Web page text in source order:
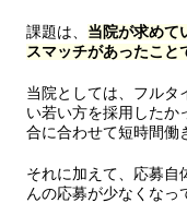
課題は、 当院が求めて
スマッチがあったこと
当院としては、フルタ
い若い方を採用したか
合に合わせて短時間働
それに加えて、応募自
んの応募が少なくなっ